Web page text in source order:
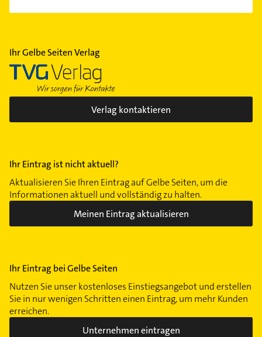
Ihr Gelbe Seiten Verlag
Verlag kontaktieren
Ihr Eintrag ist nicht aktuell?
Aktualisieren Sie Ihren Eintrag auf Gelbe Seiten, um die
Informationen aktuell und vollständig zu halten.
Meinen Eintrag aktualisieren
Ihr Eintrag bei Gelbe Seiten
Nutzen Sie unser kostenloses Einstiegsangebot und erstellen
Sie in nur wenigen Schritten einen Eintrag, um mehr Kunden
erreichen.
Unternehmen eintragen